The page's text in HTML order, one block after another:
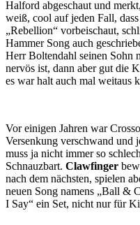
Halford abgeschaut und
weiß, cool auf jeden Fall,
„Rebellion“ vorbeischaut,
Hammer Song auch
Herr Boltendahl seinen Sohn
nervös ist, dann aber gut die
es war halt auch mal weitaus
Vor einigen Jahren war
Versenkung verschwand und
muss ja nicht immer so
Schnauzbart. Clawfinger
nach dem nächsten, spielen
neuen Song namens „Ball &
I Say“ ein Set, nicht nur für